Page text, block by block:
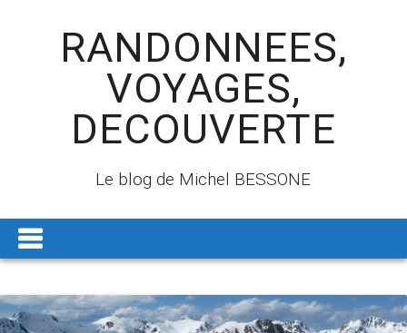
RANDONNEES,
VOYAGES,
DECOUVERTE
Le blog de Michel BESSONE